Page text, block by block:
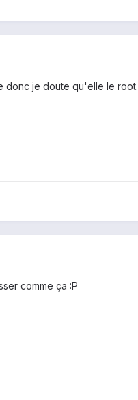
donc je doute qu'elle le root.
comme ça :P